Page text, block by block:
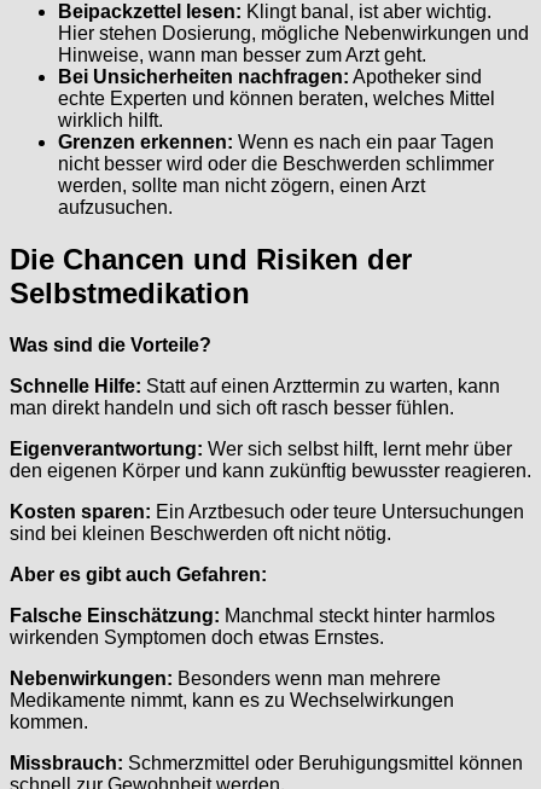
Beipackzettel lesen: Klingt banal, ist aber wichtig.
Hier stehen Dosierung, mögliche Nebenwirkungen und
Hinweise, wann man besser zum Arzt geht.
Bei Unsicherheiten nachfragen: Apotheker sind
echte Experten und können beraten, welches Mittel
wirklich hilft.
Grenzen erkennen: Wenn es nach ein paar Tagen
nicht besser wird oder die Beschwerden schlimmer
werden, sollte man nicht zögern, einen Arzt
aufzusuchen.
Die Chancen und Risiken der
Selbstmedikation
Was sind die Vorteile?
Schnelle Hilfe: Statt auf einen Arzttermin zu warten, kann
man direkt handeln und sich oft rasch besser fühlen.
Eigenverantwortung: Wer sich selbst hilft, lernt mehr über
den eigenen Körper und kann zukünftig bewusster reagieren.
Kosten sparen: Ein Arztbesuch oder teure Untersuchungen
sind bei kleinen Beschwerden oft nicht nötig.
Aber es gibt auch Gefahren:
Falsche Einschätzung: Manchmal steckt hinter harmlos
wirkenden Symptomen doch etwas Ernstes.
Nebenwirkungen: Besonders wenn man mehrere
Medikamente nimmt, kann es zu Wechselwirkungen
kommen.
Missbrauch: Schmerzmittel oder Beruhigungsmittel können